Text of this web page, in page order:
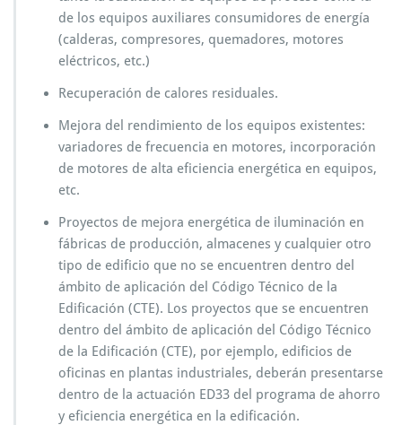
de los equipos auxiliares consumidores de energía
(calderas, compresores, quemadores, motores
eléctricos, etc.)
Recuperación de calores residuales.
Mejora del rendimiento de los equipos existentes:
variadores de frecuencia en motores, incorporación
de motores de alta eficiencia energética en equipos,
etc.
Proyectos de mejora energética de iluminación en
fábricas de producción, almacenes y cualquier otro
tipo de edificio que no se encuentren dentro del
ámbito de aplicación del Código Técnico de la
Edificación (CTE). Los proyectos que se encuentren
dentro del ámbito de aplicación del Código Técnico
de la Edificación (CTE), por ejemplo, edificios de
oficinas en plantas industriales, deberán presentarse
dentro de la actuación ED33 del programa de ahorro
y eficiencia energética en la edificación.